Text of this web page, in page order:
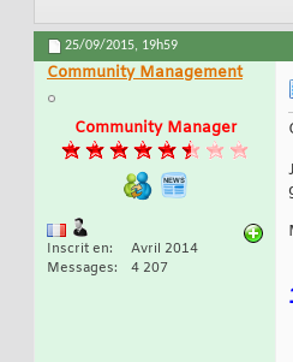
25/09/2015, 19h59
Community Management
Community Manager
Inscrit en
Avril 2014
Messages
4 207